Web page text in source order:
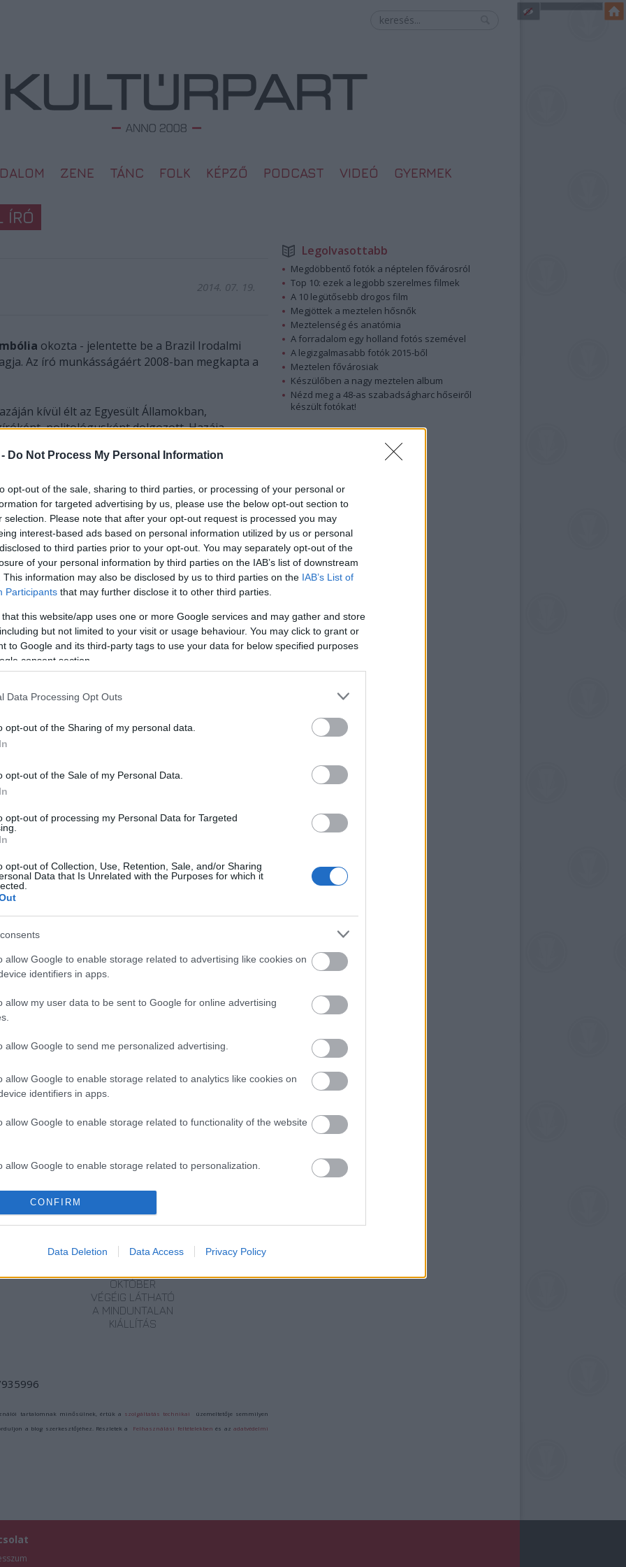
Do Not Process My Personal Information
opt-out of the sale, sharing to third parties, or processing of your personal or
for targeted advertising by us, please use the below opt-out section to
selection. Please note that after your opt-out request is processed you may
interest-based ads based on personal information utilized by us or personal
to third parties prior to your opt-out. You may separately opt-out of the
of your personal information by third parties on the IAB’s list of downstream
This information may also be disclosed by us to third parties on the IAB’s List of
Participants that may further disclose it to other third parties.
that this website/app uses one or more Google services and may gather and store
but not limited to your visit or usage behaviour. You may click to grant or
to Google and its third-party tags to use your data for below specified purposes
consent section.
Data Processing Opt Outs
opt-out of the Sharing of my personal data.
opt-out of the Sale of my Personal Data.
opt-out of processing my Personal Data for Targeted
opt-out of Collection, Use, Retention, Sale, and/or Sharing
Data that Is Unrelated with the Purposes for which it
allow Google to enable storage related to advertising like cookies on
identifiers in apps.
allow my user data to be sent to Google for online advertising
allow Google to send me personalized advertising.
allow Google to enable storage related to analytics like cookies on
identifiers in apps.
allow Google to enable storage related to functionality of the website
allow Google to enable storage related to personalization.
allow Google to enable storage related to security, including
functionality and fraud prevention, and other user protection.
CONFIRM
Data Deletion Data Access Privacy Policy
ZENE TÁNC FOLK KÉPZŐ PODCAST VIDEÓ GYERMEK
ÍRÓ
2014. 07. 19.
okozta - jelentette be a Brazil Irodalmi
Az író munkásságáért 2008-ban megkapta a
kívül élt az Egyesült Államokban,
politológusként dolgozott. Hazája
correio24horas.com.br
című regénye, amely hazájának történelmét
vált. A regényt több nyelvre is
a nemzetközi ismertséget.
oda neki hazájában, és 2008-ben megkapta a
díját, a Camoes-díjat.
filmet, televíziós sorozatot hazájában, ő
ERDŐ VAN
MARGÓ-DÍJAS
KRASZNAHORKAI
DÍJAS ÍRÓ
VILÁGA
OKTÓBER
VÉGÉIG LÁTHATÓ
A MINDUNTALAN
KIÁLLÍTÁS
AZ IRODALMI
NOBEL-DÍJAT
tartalomnak minősülnek, értük a szolgáltatás technikai üzemeltetője semmilyen
a blog szerkesztőjéhez. Részletek a Felhasználási feltételekben és azadatvédelmi
Legolvasottabb
Megdöbbentő fotók a néptelen fővárosról
Top 10: ezek a legjobb szerelmes filmek
A 10 legütősebb drogos film
Megjöttek a meztelen hősnők
Meztelenség és anatómia
A forradalom egy holland fotós szemével
A legizgalmasabb fotók 2015-ből
Meztelen fővárosiak
Készülőben a nagy meztelen album
Nézd meg a 48-as szabadságharc hőseiről
készült fotókat!
Hírlevél feliratkozás